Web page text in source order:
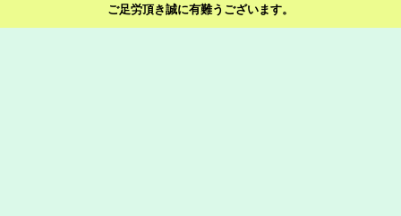
ご足労頂き誠に有難うございます。